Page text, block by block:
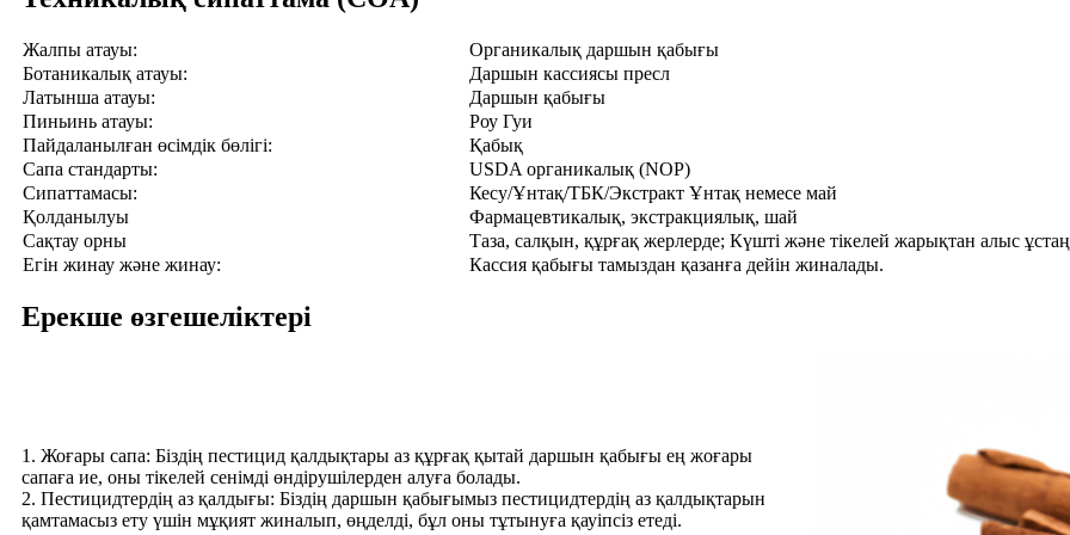
Жалпы атауы:
Органикалық даршын қабығы
Ботаникалық атауы:
Даршын кассиясы пресл
Латынша атауы:
Даршын қабығы
Пиньинь атауы:
Роу Гуи
Пайдаланылған өсімдік бөлігі:
Қабық
Сапа стандарты:
USDA органикалық (NOP)
Сипаттамасы:
Кесу/Ұнтақ/ТБК/Экстракт Ұнтақ немесе май
Қолданылуы
Фармацевтикалық, экстракциялық, шай
Сақтау орны
Таза, салқын, құрғақ жерлерде; Күшті және тікелей жарықтан алыс
Егін жинау және жинау:
Кассия қабығы тамыздан қазанға дейін жиналады.
Ерекше өзгешеліктері
1. Жоғары сапа: Біздің пестицид қалдықтары аз құрғақ қытай даршын қабығы ең жоғары
сапаға ие, оны тікелей сенімді өндірушілерден алуға болады.
2. Пестицидтердің аз қалдығы: Біздің даршын қабығымыз пестицидтердің аз қалдықтарын
қамтамасыз ету үшін мұқият жиналып, өңделді, бұл оны тұтынуға қауіпсіз етеді.